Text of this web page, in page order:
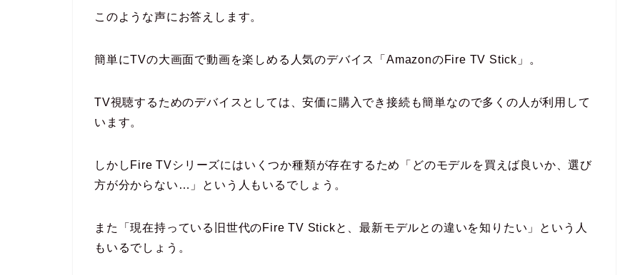
このような声にお答えします。
簡単にTVの大画面で動画を楽しめる人気のデバイス「AmazonのFire TV Stick」。
TV視聴するためのデバイスとしては、安価に購入でき接続も簡単なので多くの人が利用して
います。
しかしFire TVシリーズにはいくつか種類が存在するため「どのモデルを買えば良いか、選び
方が分からない…」という人もいるでしょう。
また「現在持っている旧世代のFire TV Stickと、最新モデルとの違いを知りたい」という人
もいるでしょう。